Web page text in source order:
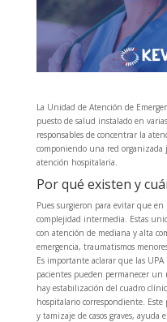
La Unidad de Atención de
puesto de salud instalado en
responsables de concentrar la
componiendo una red
atención hospitalaria.
Por qué existen y
Pues surgieron para evitar que
complejidad intermedia. Estas
con atención de mediana y alta
emergencia, traumatismos
Es importante aclarar que las
pacientes pueden permanecer un
hay estabilización del cuadro
hospitalario correspondiente. Este
y tamizaje de casos graves,